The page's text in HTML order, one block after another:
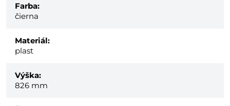
Farba:
čierna
Materiál:
plast
Výška:
826 mm